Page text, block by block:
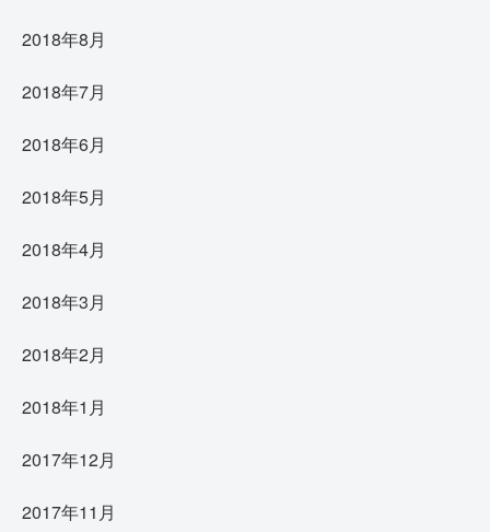
2018年8月
2018年7月
2018年6月
2018年5月
2018年4月
2018年3月
2018年2月
2018年1月
2017年12月
2017年11月